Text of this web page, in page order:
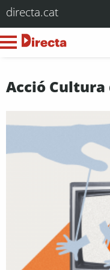
directa.cat
Acció Cultura